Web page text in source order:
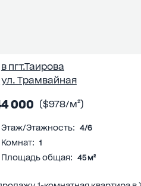
в пгт.Таирова
ул. Трамвайная
000 ($978/м²)
Этаж/Этажность: 4/6
Комнат: 1
Площадь общая: 45 м²